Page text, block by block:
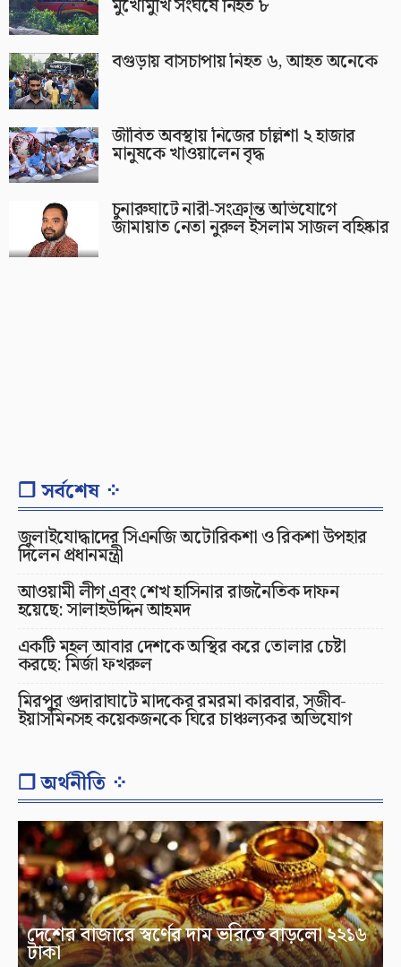
মুখোমুখি সংঘর্ষে নিহত ৮
বগুড়ায় বাসচাপায় নিহত ৬, আহত অনেকে
জীবিত অবস্থায় নিজের চল্লিশা ২ হাজার
মানুষকে খাওয়ালেন বৃদ্ধ
চুনারুঘাটে নারী-সংক্রান্ত অভিযোগে
জামায়াত নেতা নুরুল ইসলাম সাজল বহিষ্কার
❐ সর্বশেষ ⁘
জুলাইযোদ্ধাদের সিএনজি অটোরিকশা ও রিকশা উপহার
দিলেন প্রধানমন্ত্রী
আওয়ামী লীগ এবং শেখ হাসিনার রাজনৈতিক দাফন
হয়েছে: সালাহউদ্দিন আহমদ
একটি মহল আবার দেশকে অস্থির করে তোলার চেষ্টা
করছে: মির্জা ফখরুল
মিরপুর গুদারাঘাটে মাদকের রমরমা কারবার, সজীব-
ইয়াসমিনসহ কয়েকজনকে ঘিরে চাঞ্চল্যকর অভিযোগ
❐ অর্থনীতি ⁘
দেশের বাজারে স্বর্ণের দাম ভরিতে বাড়লো ২২১৬
টাকা